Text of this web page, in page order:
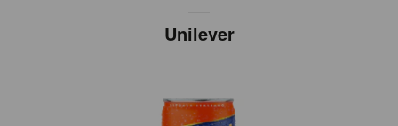
Unilever